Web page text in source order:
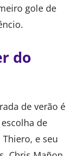
gole de
do
de verão é
de
e seu